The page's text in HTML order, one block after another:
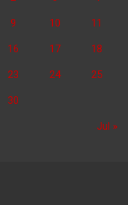
9 10 11
16 17 18
23 24 25
30
Jul »